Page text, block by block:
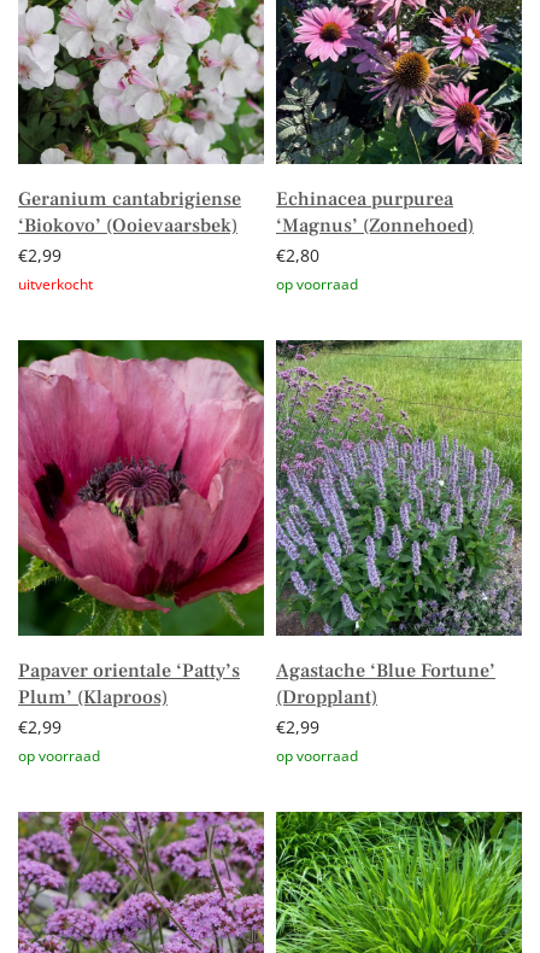
Geranium cantabrigiense
‘Biokovo’ (Ooievaarsbek)
€2,99
Echinacea purpurea
‘Magnus’ (Zonnehoed)
€2,80
Papaver orientale ‘Patty’s
Plum’ (Klaproos)
€2,99
Agastache ‘Blue Fortune’
(Dropplant)
€2,99